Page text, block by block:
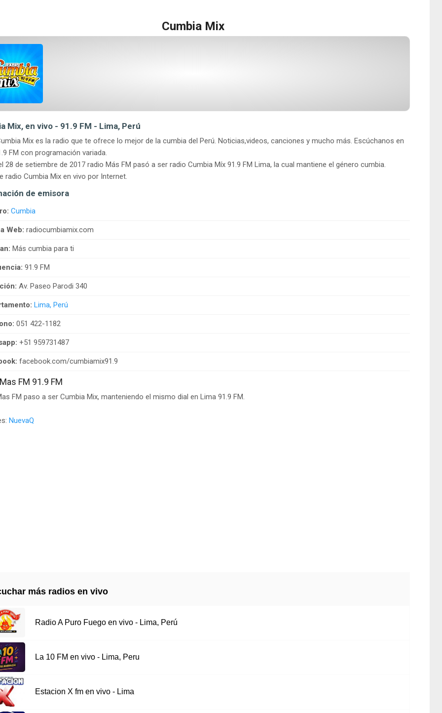
Cumbia Mix
Mix, en vivo - 91.9 FM - Lima, Perú
Mix es la radio que te ofrece lo mejor de la cumbia del Perú. Noticias,videos, canciones y mucho más. Escúchanos en
FM con programación variada.
28 de setiembre de 2017 radio Más FM pasó a ser radio Cumbia Míx 91.9 FM Lima, la cual mantiene el género cumbia.
radio Cumbia Mix en vivo por Internet.
de emisora
Cumbia
Web: radiocumbiamix.com
Más cumbia para ti
91.9 FM
Av. Paseo Parodi 340
Lima, Perú
051 422-1182
+51 959731487
facebook.com/cumbiamix91.9
FM 91.9 FM
FM paso a ser Cumbia Mix, manteniendo el mismo dial en Lima 91.9 FM.
NuevaQ
más radios en vivo
Radio A Puro Fuego en vivo - Lima, Perú
La 10 FM en vivo - Lima, Peru
Estacion X fm en vivo - Lima